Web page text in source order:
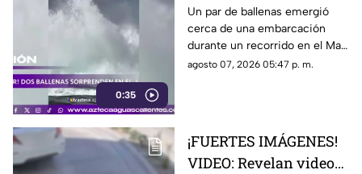
0:35
durante avistamiento
en el Mar de Cortés
Un par de ballenas emergió
cerca de una embarcación
durante un recorrido en el Mar
de Cortés. El avistamiento fue
agosto 07, 2026 05:47 p. m.
¡FUERTES IMÁGENES!
VIDEO: Revelan videos